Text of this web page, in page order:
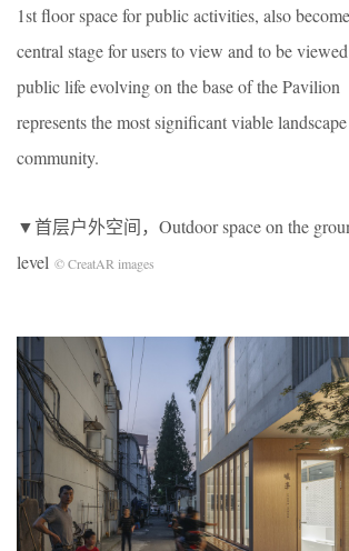
1st floor space for public activities, also
central stage for users to view and to be
public life evolving on the base of the Pavilion
represents the most significant viable
community.
▼首层户外空间，Outdoor space on the
level © CreatAR images